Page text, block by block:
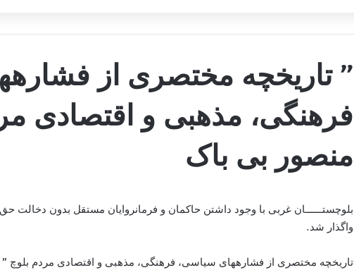
” تاریخچه مختصری از
فرهنگی، مذهبی و اقتصادی
منصور بی باک
بلوچستــــــان غربی با وجود داشتن حاکمان و فرمانروایان مستقل بدون دخالت
واگذار شد.
تاریخچه مختصری از فشارههای سیاسی، فرهنگی، مذهبی و اقتصادی مردم بلوچ ”